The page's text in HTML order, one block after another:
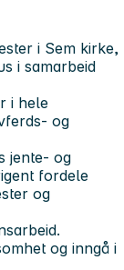
i Sem kirke,
i samarbeid
i hele
og
jente- og
fordele
og
og inngå i